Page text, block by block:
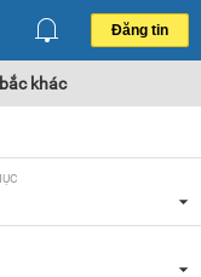
Đăng tin
khác